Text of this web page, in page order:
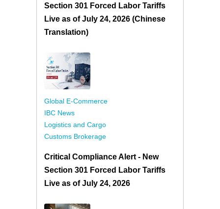
Section 301 Forced Labor Tariffs
Live as of July 24, 2026 (Chinese
Translation)
Global E-Commerce
IBC News
Logistics and Cargo
Customs Brokerage
Critical Compliance Alert - New
Section 301 Forced Labor Tariffs
Live as of July 24, 2026